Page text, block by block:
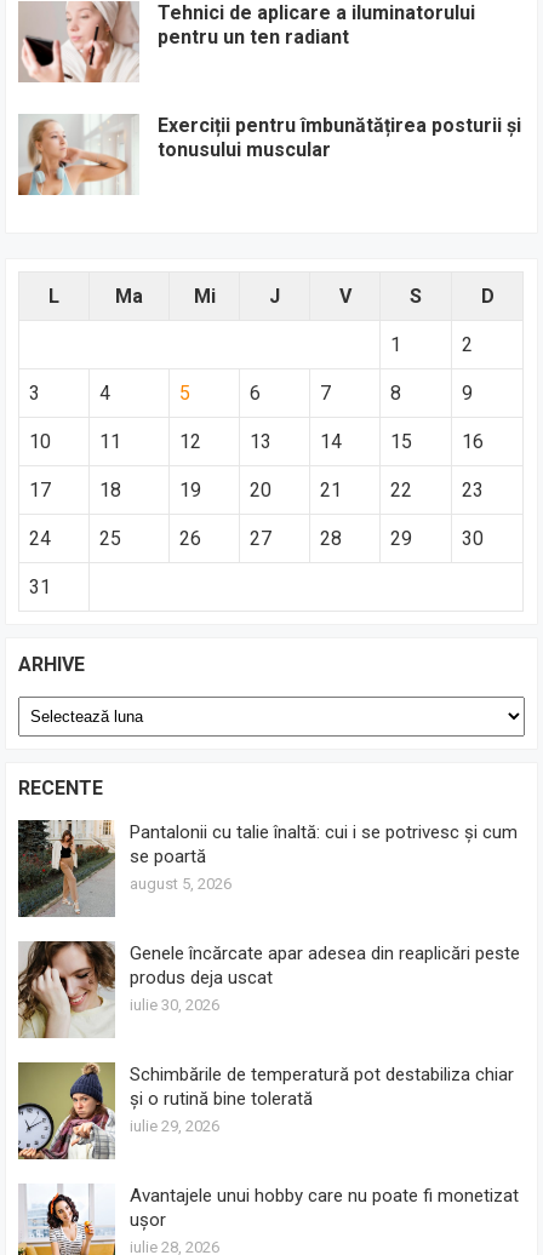
Tehnici de aplicare a iluminatorului
pentru un ten radiant
Exerciții pentru îmbunătățirea posturii și
tonusului muscular
L Ma Mi J V S D
1 2
3 4 5 6 7 8 9
10 11 12 13 14 15 16
17 18 19 20 21 22 23
24 25 26 27 28 29 30
31
ARHIVE
Arhive
RECENTE
Pantalonii cu talie înaltă: cui i se potrivesc și cum
se poartă
august 5, 2026
Genele încărcate apar adesea din reaplicări peste
produs deja uscat
iulie 30, 2026
Schimbările de temperatură pot destabiliza chiar
și o rutină bine tolerată
iulie 29, 2026
Avantajele unui hobby care nu poate fi monetizat
ușor
iulie 28, 2026